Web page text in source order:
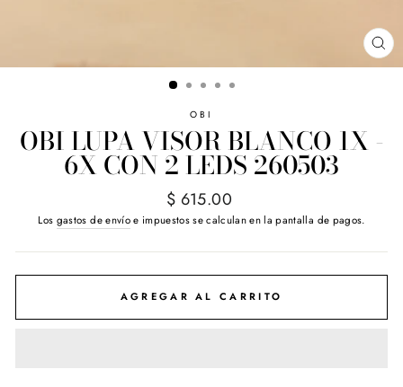
OBI
OBI LUPA VISOR BLANCO 1X -
6X CON 2 LEDS 260503
Precio
habitual
$ 615.00
Los gastos de envíoe impuestos se calculan en la pantalla de pagos.
AGREGAR AL CARRITO